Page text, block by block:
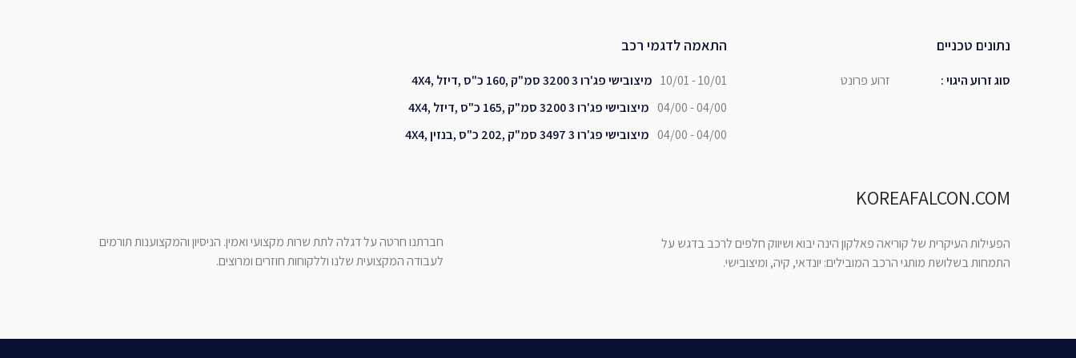
התאמה לדגמי רכב
מיצובישי פג'רו 3 3200 סמ"ק ,160 כ"ס ,דיזל ,4X4 10/01 - 10/01
מיצובישי פג'רו 3 3200 סמ"ק ,165 כ"ס ,דיזל ,4X4 04/00 - 04/00
מיצובישי פג'רו 3 3497 סמ"ק ,202 כ"ס ,בנזין ,4X4 04/00 - 04/00
נתונים טכניים
זרוע פרונט :סוג זרוע היגוי
חברתנו חרטה על דגלה לתת שרות מקצועי ואמין. הניסיון והמקצוענות תורמים
לעבודה המקצועית שלנו וללקוחות חוזרים ומרוצים.
KOREAFALCON.COM
הפעילות העיקרית של קוריאה פאלקון הינה יבוא ושיווק חלפים לרכב בדגש על
התמחות בשלושת מותגי הרכב המובילים: יונדאי, קיה, ומיצובישי.